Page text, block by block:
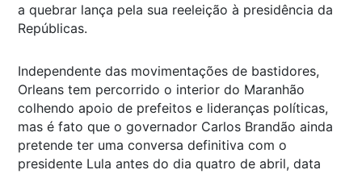
a quebrar lança pela sua reeleição à presidência da
Repúblicas.
Independente das movimentações de bastidores,
Orleans tem percorrido o interior do Maranhão
colhendo apoio de prefeitos e lideranças políticas,
mas é fato que o governador Carlos Brandão ainda
pretende ter uma conversa definitiva com o
presidente Lula antes do dia quatro de abril, data